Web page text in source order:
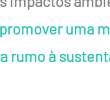
promover uma
rumo à